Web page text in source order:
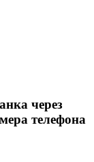
через
телефона